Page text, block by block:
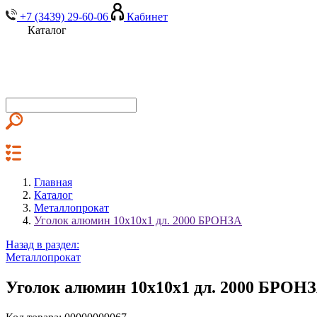
+7 (3439) 29-60-06
Кабинет
Каталог
Главная
Каталог
Металлопрокат
Уголок алюмин 10х10х1 дл. 2000 БРОНЗА
Назад в раздел:
Металлопрокат
Уголок алюмин 10х10х1 дл. 2000